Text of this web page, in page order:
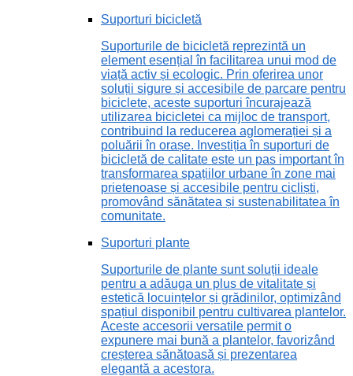
Suporturi bicicletă
Suporturile de bicicletă reprezintă un
element esențial în facilitarea unui mod de
viață activ și ecologic. Prin oferirea unor
soluții sigure și accesibile de parcare pentru
biciclete, aceste suporturi încurajează
utilizarea bicicletei ca mijloc de transport,
contribuind la reducerea aglomerației și a
poluării în orașe. Investiția în suporturi de
bicicletă de calitate este un pas important în
transformarea spațiilor urbane în zone mai
prietenoase și accesibile pentru cicliști,
promovând sănătatea și sustenabilitatea în
comunitate.
Suporturi plante
Suporturile de plante sunt soluții ideale
pentru a adăuga un plus de vitalitate și
estetică locuințelor și grădinilor, optimizând
spațiul disponibil pentru cultivarea plantelor.
Aceste accesorii versatile permit o
expunere mai bună a plantelor, favorizând
creșterea sănătoasă și prezentarea
elegantă a acestora.